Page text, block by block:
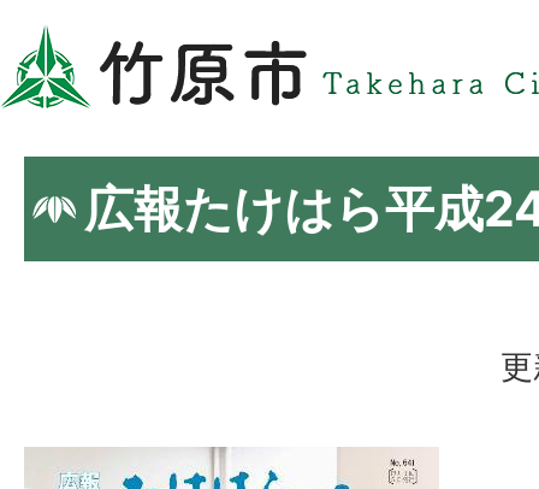
広報たけはら平成